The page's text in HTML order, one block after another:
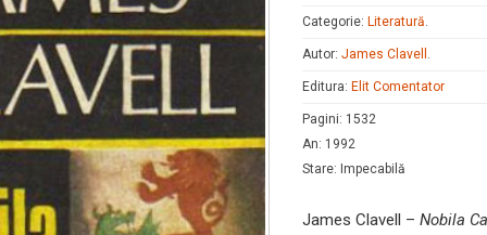
Categorie: Literatură.
Autor: James Clavell .
Editura: Elit Comentator
Pagini: 1532
An: 1992
Stare: Impecabilă
James Clavell – Nobila